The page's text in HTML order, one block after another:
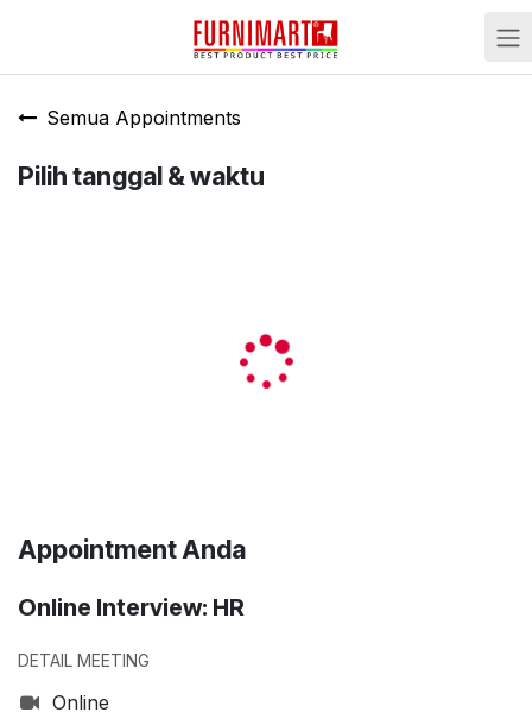
Semua Appointments
Pilih tanggal & waktu
Appointment Anda
Online Interview: HR
DETAIL MEETING
Online